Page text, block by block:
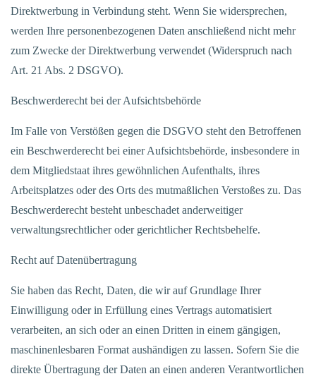
Direktwerbung in Verbindung steht. Wenn Sie widersprechen,
werden Ihre personenbezogenen Daten anschließend nicht mehr
zum Zwecke der Direktwerbung verwendet (Widerspruch nach
Art. 21 Abs. 2 DSGVO).
Beschwerderecht bei der Aufsichtsbehörde
Im Falle von Verstößen gegen die DSGVO steht den Betroffenen
ein Beschwerderecht bei einer Aufsichtsbehörde, insbesondere in
dem Mitgliedstaat ihres gewöhnlichen Aufenthalts, ihres
Arbeitsplatzes oder des Orts des mutmaßlichen Verstoßes zu. Das
Beschwerderecht besteht unbeschadet anderweitiger
verwaltungsrechtlicher oder gerichtlicher Rechtsbehelfe.
Recht auf Datenübertragung
Sie haben das Recht, Daten, die wir auf Grundlage Ihrer
Einwilligung oder in Erfüllung eines Vertrags automatisiert
verarbeiten, an sich oder an einen Dritten in einem gängigen,
maschinenlesbaren Format aushändigen zu lassen. Sofern Sie die
direkte Übertragung der Daten an einen anderen Verantwortlichen